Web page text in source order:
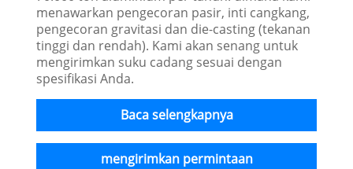
menawarkan pengecoran pasir, inti cangkang,
pengecoran gravitasi dan die-casting (tekanan
tinggi dan rendah). Kami akan senang untuk
mengirimkan suku cadang sesuai dengan
spesifikasi Anda.
Baca selengkapnya
mengirimkan permintaan